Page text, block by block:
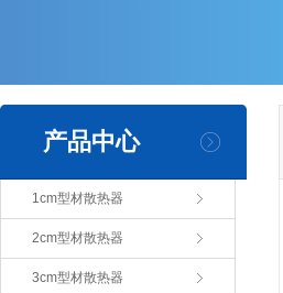
产品中心
1cm型材散热器
2cm型材散热器
3cm型材散热器